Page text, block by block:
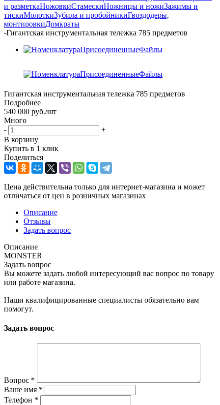
и разметкаНожовкиСтамескиНожницы и ножиЗажимы и
тискиМолоткиЗубила и пробойникиГвоздодеры,
монтировкиДомкраты
-Гигантская инструментальная тележка 785 предметов
Гигантская инструментальная тележка 785 предметов
Подробнее
540 000 руб./шт
Много
-
+
В корзину
Купить в 1 клик
Поделиться
Цена действительна только для интернет-магазина и может
отличаться от цен в розничных магазинах
Описание
Отзывы
Задать вопрос
Описание
MONSTER
Задать вопрос
Вы можете задать любой интересующий вас вопрос по товару
или работе магазина.
Наши квалифицированные специалисты обязательно вам
помогут.
Задать вопрос
Вопрос *
Ваше имя *
Телефон *